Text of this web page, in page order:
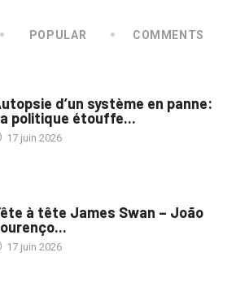
POPULAR COMMENTS
d’un système en panne:
politique étouffe...
17 juin 2026
à tête James Swan – João
17 juin 2026